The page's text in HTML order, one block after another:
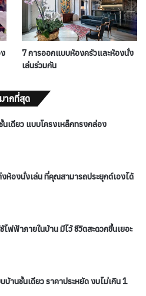
7 การออกแบบห้องครัวและห้องนั่ง
เล่นร่วมกัน
ากที่สุด
นเดียว แบบโครงเหล็กทรงกล่อง
งห้องนั่งเล่น ที่คุณสามารถประยุกต์เองได้
ไฟฟ้าภายในบ้าน มีไว้ ชีวิตสะดวกขึ้นเยอะ
บ้านชั้นเดียว ราคาประหยัด งบไม่เกิน 1